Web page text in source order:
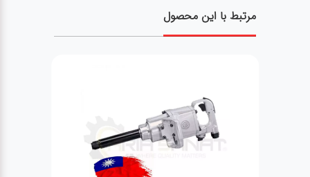
مرتبط با این محصول